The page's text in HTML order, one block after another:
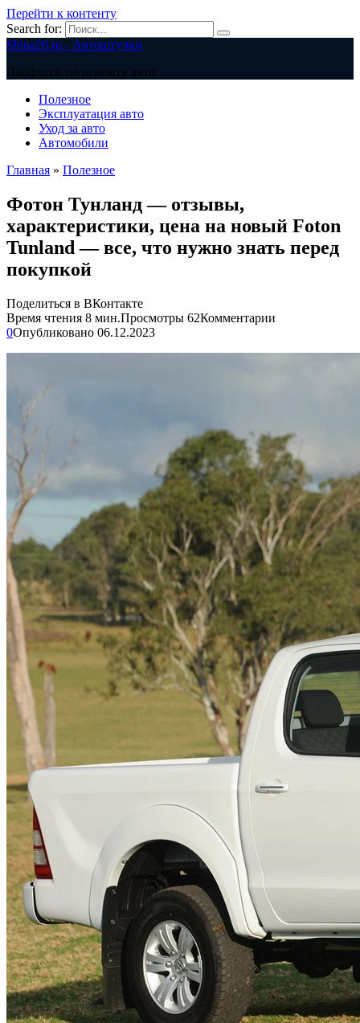
Перейти к контенту
Search for:
Shina26.ru - Автоштучки
Лайфхаки по ремонту авто
Полезное
Эксплуатация авто
Уход за авто
Автомобили
Главная » Полезное
Фотон Тунланд — отзывы,
характеристики, цена на новый Foton
Tunland — все, что нужно знать перед
покупкой
Поделиться в ВКонтакте
Время чтения 8 мин.Просмотры 62Комментарии
0Опубликовано 06.12.2023